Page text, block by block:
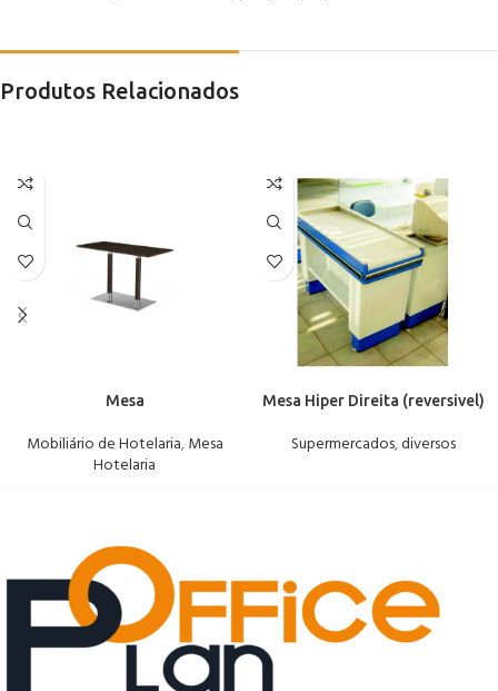
Produtos Relacionados
Mesa
Mobiliário de Hotelaria,Mesa
Hotelaria
Mesa Hiper Direita (reversivel)
Supermercados,diversos